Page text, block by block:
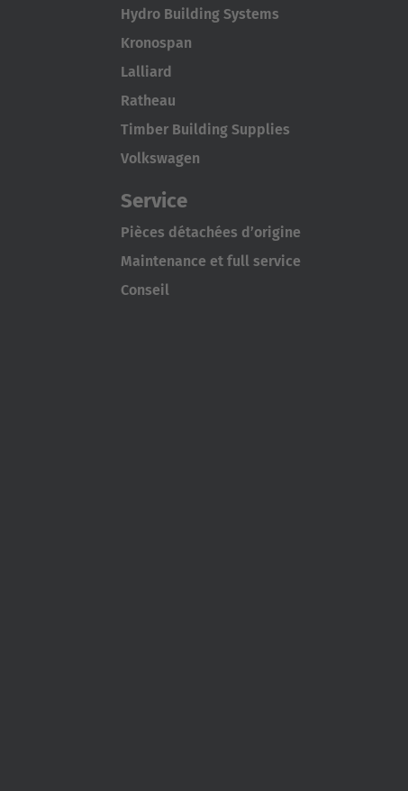
Hydro Building Systems
Kronospan
Lalliard
Ratheau
Timber Building Supplies
Volkswagen
Service
Pièces détachées d’origine
Maintenance et full service
Conseil